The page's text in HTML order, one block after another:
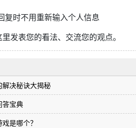
复时不用重新输入个人信息
发表您的看法、交流您的观点。
决秘诀大揭秘
答宝典
是哪个？